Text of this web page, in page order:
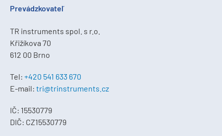
Prevádzkovateľ
TR instruments spol. s r.o.
Křižíkova 70
612 00 Brno
Tel: +420 541 633 670
E-mail: tri@trinstruments.cz
IČ: 15530779
DIČ: CZ15530779